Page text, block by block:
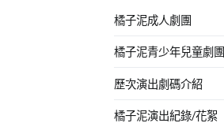
橘子泥成人劇團
橘子泥青少年兒童劇團
歷次演出劇碼介紹
橘子泥演出紀錄/花絮